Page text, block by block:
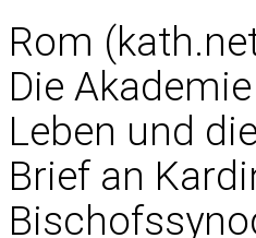
Rom
Die
Leben und
Brief an